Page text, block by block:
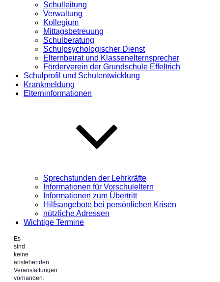
Schulleitung
Verwaltung
Kollegium
Mittagsbetreuung
Schulberatung
Schulpsychologischer Dienst
Elternbeirat und Klassenelternsprecher
Förderverein der Grundschule Effeltrich
Schulprofil und Schulentwicklung
Krankmeldung
Elterninformationen
Sprechstunden der Lehrkräfte
Informationen für Vorschuleltern
Informationen zum Übertritt
Hilfsangebote bei persönlichen Krisen
nützliche Adressen
Wichtige Termine
Es
sind
keine
anstehenden
Veranstaltungen
vorhanden.